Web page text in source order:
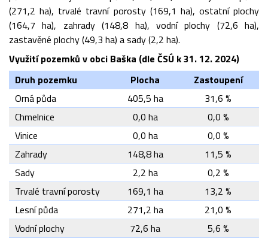
(271,2 ha), trvalé travní porosty (169,1 ha), ostatní plochy
(164,7 ha), zahrady (148,8 ha), vodní plochy (72,6 ha),
zastavěné plochy (49,3 ha) a sady (2,2 ha).
Využití pozemků v obci Baška (dle ČSÚ k 31. 12. 2024)
Druh pozemku
Plocha
Zastoupení
Orná půda
405,5 ha
31,6 %
Chmelnice
0,0 ha
0,0 %
Vinice
0,0 ha
0,0 %
Zahrady
148,8 ha
11,5 %
Sady
2,2 ha
0,2 %
Trvalé travní porosty
169,1 ha
13,2 %
Lesní půda
271,2 ha
21,0 %
Vodní plochy
72,6 ha
5,6 %